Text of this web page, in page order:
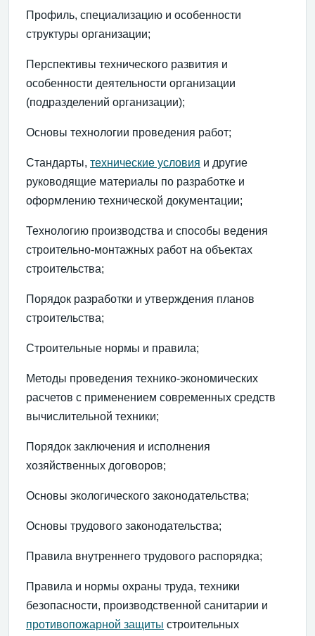
Профиль, специализацию и особенности
структуры организации;
Перспективы технического развития и
особенности деятельности организации
(подразделений организации);
Основы технологии проведения работ;
Стандарты, технические условия и другие
руководящие материалы по разработке и
оформлению технической документации;
Технологию производства и способы ведения
строительно-монтажных работ на объектах
строительства;
Порядок разработки и утверждения планов
строительства;
Строительные нормы и правила;
Методы проведения технико-экономических
расчетов с применением современных средств
вычислительной техники;
Порядок заключения и исполнения
хозяйственных договоров;
Основы экологического законодательства;
Основы трудового законодательства;
Правила внутреннего трудового распорядка;
Правила и нормы охраны труда, техники
безопасности, производственной санитарии и
противопожарной защиты строительных